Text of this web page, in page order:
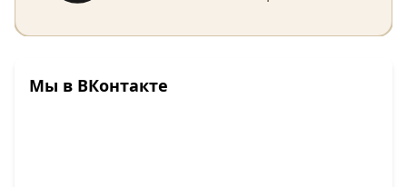
Мы в ВКонтакте